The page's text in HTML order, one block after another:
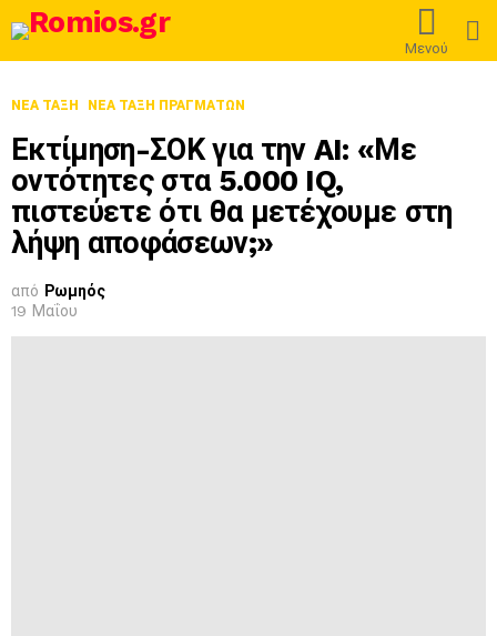
Μενού
ΝΈΑ ΤΆΞΗ ΝΈΑ ΤΆΞΗ ΠΡΑΓΜΆΤΩΝ
Εκτίμηση-ΣΟΚ για την AI: «Με
οντότητες στα 5.000 IQ,
πιστεύετε ότι θα μετέχουμε στη
λήψη αποφάσεων;»
από Ρωμηός
19 Μαΐου